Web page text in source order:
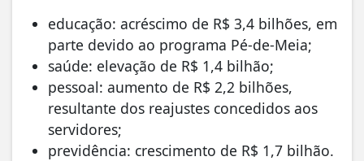
educação: acréscimo de R$ 3,4 bilhões, em
parte devido ao programa Pé-de-Meia;
saúde: elevação de R$ 1,4 bilhão;
pessoal: aumento de R$ 2,2 bilhões,
resultante dos reajustes concedidos aos
servidores;
previdência: crescimento de R$ 1,7 bilhão.